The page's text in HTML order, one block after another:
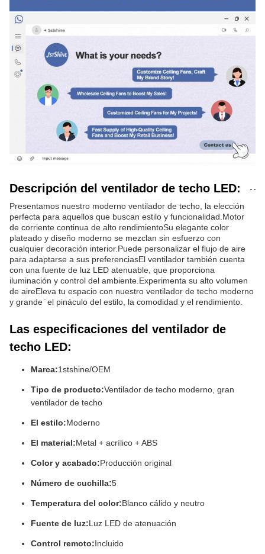
Descripción del ventilador de techo LED:
Presentamos nuestro moderno ventilador de techo, la elección
perfecta para aquellos que buscan estilo y funcionalidad.Motor
de corriente continua de alto rendimientoSu elegante color
plateado y diseño moderno se mezclan sin esfuerzo con
cualquier decoración interior.Puede personalizar el flujo de aire
para adaptarse a sus preferenciasEl ventilador también cuenta
con una fuente de luz LED atenuable, que proporciona
iluminación y control del ambiente.Experimenta su alto volumen
de aireEleva tu espacio con nuestro ventilador de techo moderno
y grande ̇ el pináculo del estilo, la comodidad y el rendimiento.
Las especificaciones del ventilador de
techo LED:
Marca:1stshine/OEM
Tipo de producto:Ventilador de techo moderno, gran
ventilador de techo
El estilo:Moderno
El material:Metal + acrílico + ABS
Color y acabado:Producción original
Número de cuchilla:5
Temperatura del color:Blanco cálido y neutro
Fuente de luz:Luz LED de atenuación
Control remoto:Incluido